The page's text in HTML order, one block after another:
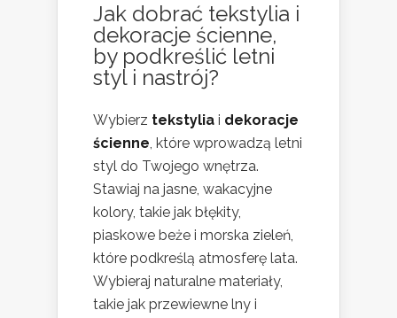
Jak dobrać tekstylia i
dekoracje ścienne,
by podkreślić letni
styl i nastrój?
Wybierz tekstylia i dekoracje
ścienne, które wprowadzą letni
styl do Twojego wnętrza.
Stawiaj na jasne, wakacyjne
kolory, takie jak błękity,
piaskowe beże i morska zieleń,
które podkreślą atmosferę lata.
Wybieraj naturalne materiały,
takie jak przewiewne lny i